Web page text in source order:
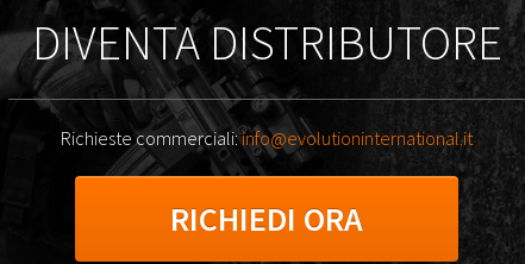
DIVENTA DISTRIBUTORE
Richieste commerciali:info@evolutioninternational.it
RICHIEDI ORA